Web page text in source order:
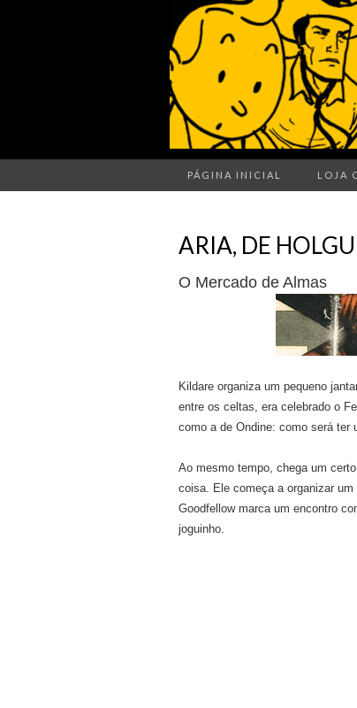
PÁGINA INICIAL LOJA
ARIA, DE
O Mercado de Almas
Kildare organiza um pequeno
entre os celtas, era celebrado o
como a de Ondine: como será ter
Ao mesmo tempo, chega um
coisa. Ele começa a organizar
Goodfellow marca um encontro
joguinho.